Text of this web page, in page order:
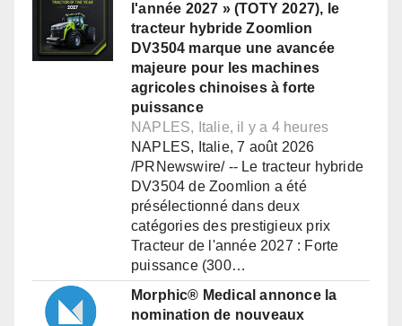
l'année 2027 » (TOTY 2027), le
tracteur hybride Zoomlion
DV3504 marque une avancée
majeure pour les machines
agricoles chinoises à forte
puissance
NAPLES, Italie, il y a 4 heures
NAPLES, Italie, 7 août 2026
/PRNewswire/ -- Le tracteur hybride
DV3504 de Zoomlion a été
présélectionné dans deux
catégories des prestigieux prix
Tracteur de l'année 2027 : Forte
puissance (300…
Morphic® Medical annonce la
nomination de nouveaux